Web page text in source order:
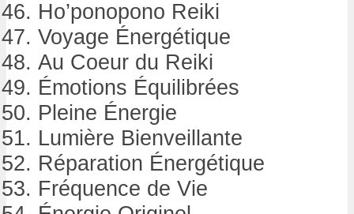
Ho’ponopono Reiki
Voyage Énergétique
Au Coeur du Reiki
Émotions Équilibrées
Pleine Énergie
Lumière Bienveillante
Réparation Énergétique
Fréquence de Vie